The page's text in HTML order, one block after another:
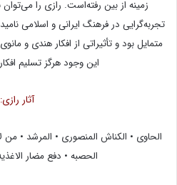
زمینه از بین رفته‌است. رازی را
تجربه‌گرایی در فرهنگ ایرانی‌ و اسلامی‌
متمایل بود و تأثیراتی از افکار هندی و
این وجود هرگز تسلیم
آثار رازی:
الحاوی • الکناش المنصوری • المرشد •
الحصبه • دفع مضار